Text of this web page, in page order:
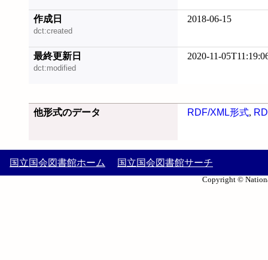
作成日
dct:created
2018-06-15
最終更新日
dct:modified
2020-11-
他形式のデータ RDF/XML形式,
国立国会図書館ホーム 国立国会図書館サーチ
Copyright ©